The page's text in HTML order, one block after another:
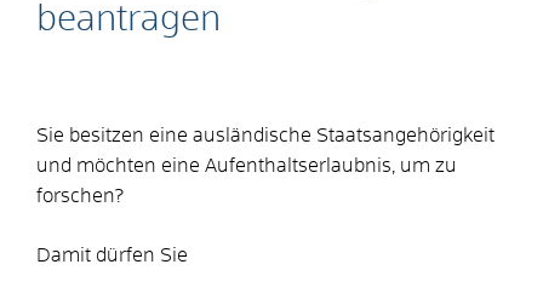
beantragen
Sie besitzen eine ausländische Staatsangehörigkeit
und möchten eine Aufenthaltserlaubnis, um zu
forschen?
Damit dürfen Sie